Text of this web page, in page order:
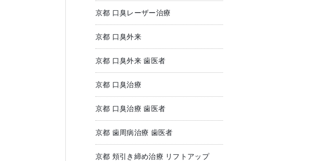
京都 口臭レーザー治療
京都 口臭外来
京都 口臭外来 歯医者
京都 口臭治療
京都 口臭治療 歯医者
京都 歯周病治療 歯医者
京都 頬引き締め治療 リフトアップ